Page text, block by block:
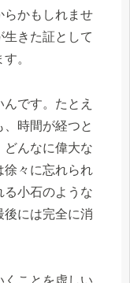
らかもしれませ
生きた証として
。
です。たとえ
時間が経つと
どんなに偉大な
徐々に忘れられ
る小石のような
後には完全に消